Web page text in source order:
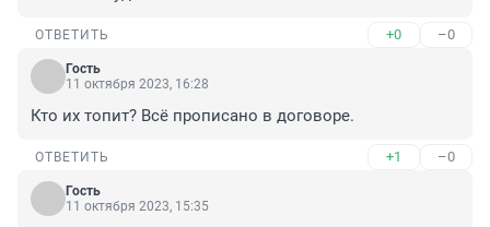
ОТВЕТИТЬ +0 –0
Гость
11 октября 2023, 16:28
Кто их топит? Всё прописано в договоре.
ОТВЕТИТЬ +1 –0
Гость
11 октября 2023, 15:35